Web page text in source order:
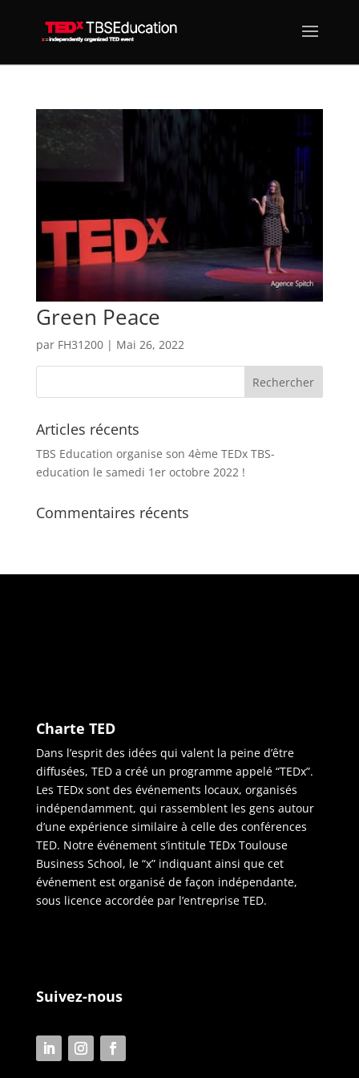
Green Peace
par FH31200| Mai 26, 2022
Articles récents
TBS Education organise son 4ème TEDx TBS-
education le samedi 1er octobre 2022 !
Commentaires récents
Charte TED
Dans l’esprit des idées qui valent la peine d’être
diffusées, TED a créé un programme appelé “TEDx”.
Les TEDx sont des événements locaux, organisés
indépendamment, qui rassemblent les gens autour
d’une expérience similaire à celle des conférences
TED. Notre événement s’intitule TEDx Toulouse
Business School, le “x” indiquant ainsi que cet
événement est organisé de façon indépendante,
sous licence accordée par l’entreprise TED.
Suivez-nous